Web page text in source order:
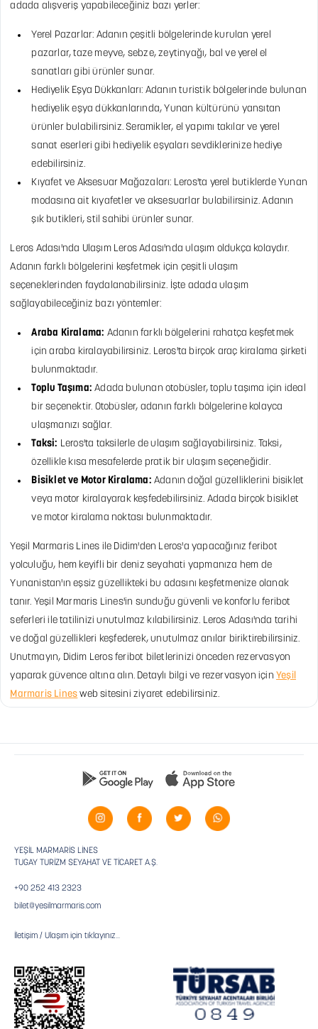
adada alışveriş yapabileceğiniz bazı yerler:
Yerel Pazarlar: Adanın çeşitli bölgelerinde kurulan yerel
pazarlar, taze meyve, sebze, zeytinyağı, bal ve yerel el
sanatları gibi ürünler sunar.
Hediyelik Eşya Dükkanları: Adanın turistik bölgelerinde bulunan
hediyelik eşya dükkanlarında, Yunan kültürünü yansıtan
ürünler bulabilirsiniz. Seramikler, el yapımı takılar ve yerel
sanat eserleri gibi hediyelik eşyaları sevdiklerinize hediye
edebilirsiniz.
Kıyafet ve Aksesuar Mağazaları: Leros'ta yerel butiklerde Yunan
modasına ait kıyafetler ve aksesuarlar bulabilirsiniz. Adanın
şık butikleri, stil sahibi ürünler sunar.
Leros Adası'nda UlaşımLeros Adası'nda ulaşım oldukça kolaydır.
Adanın farklı bölgelerini keşfetmek için çeşitli ulaşım
seçeneklerinden faydalanabilirsiniz. İşte adada ulaşım
sağlayabileceğiniz bazı yöntemler:
Araba Kiralama: Adanın farklı bölgelerini rahatça keşfetmek
için araba kiralayabilirsiniz. Leros'ta birçok araç kiralama şirketi
bulunmaktadır.
Toplu Taşıma: Adada bulunan otobüsler, toplu taşıma için ideal
bir seçenektir. Otobüsler, adanın farklı bölgelerine kolayca
ulaşmanızı sağlar.
Taksi: Leros'ta taksilerle de ulaşım sağlayabilirsiniz. Taksi,
özellikle kısa mesafelerde pratik bir ulaşım seçeneğidir.
Bisiklet ve Motor Kiralama: Adanın doğal güzelliklerini bisiklet
veya motor kiralayarak keşfedebilirsiniz. Adada birçok bisiklet
ve motor kiralama noktası bulunmaktadır.
Yeşil Marmaris Lines ile Didim'den Leros'a yapacağınız feribot
yolculuğu, hem keyifli bir deniz seyahati yapmanıza hem de
Yunanistan'ın eşsiz güzellikteki bu adasını keşfetmenize olanak
tanır. Yeşil Marmaris Lines'in sunduğu güvenli ve konforlu feribot
seferleri ile tatilinizi unutulmaz kılabilirsiniz. Leros Adası'nda tarihi
ve doğal güzellikleri keşfederek, unutulmaz anılar biriktirebilirsiniz.
Unutmayın, Didim Leros feribot biletlerinizi önceden rezervasyon
yaparak güvence altına alın. Detaylı bilgi ve rezervasyon için Yeşil
Marmaris Lines web sitesini ziyaret edebilirsiniz.
YEŞİL MARMARİS LİNES
TUGAY TURİZM SEYAHAT VE TİCARET A.Ş.
+90 252 413 2323
bilet@yesilmarmaris.com
İletişim / Ulaşım için tıklayınız...